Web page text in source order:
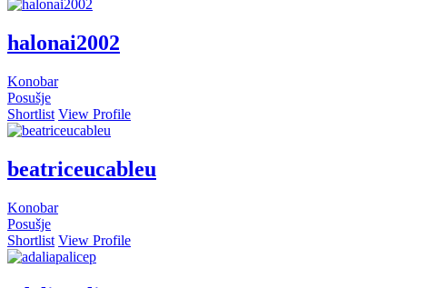
halonai2002
Konobar
Posušje
Shortlist View Profile
beatriceucableu
Konobar
Posušje
Shortlist View Profile